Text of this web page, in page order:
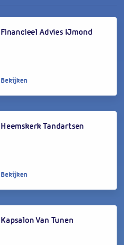
Financieel Advies IJmond
Bekijken
Heemskerk Tandartsen
Bekijken
Kapsalon Van Tunen